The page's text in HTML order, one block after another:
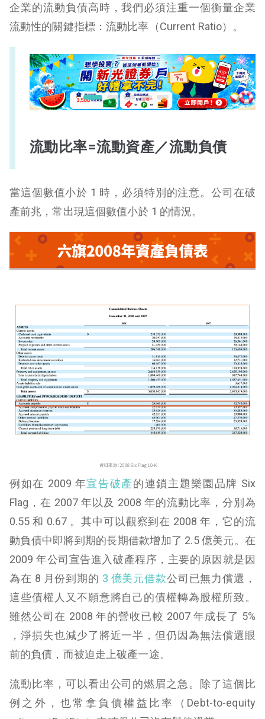
企業的流動負債高時，我們必須注重一個衡量企業
流動性的關鍵指標：流動比率（Current Ratio）。
流動比率=流動資產／流動負債
當這個數值小於 1 時，必須特別的注意。公司在破
產前兆，常出現這個數值小於 1 的情況。
例如在 2009 年宣告破產的連鎖主題樂園品牌 Six
Flag，在 2007 年以及 2008 年的流動比率，分別為
0.55 和 0.67 。其中可以觀察到在 2008 年，它的流
動負債中即將到期的長期借款增加了 2.5 億美元。在
2009 年公司宣告進入破產程序，主要的原因就是因
為在 8 月份到期的 3 億美元借款公司已無力償還，
這些債權人又不願意將自己的債權轉為股權所致。
雖然公司在 2008 年的營收已較 2007 年成長了 5%
，淨損失也減少了將近一半，但仍因為無法償還眼
前的負債，而被迫走上破產一途。
流動比率，可以看出公司的燃眉之急。除了這個比
例之外，也常拿負債權益比率（Debt-to-equity